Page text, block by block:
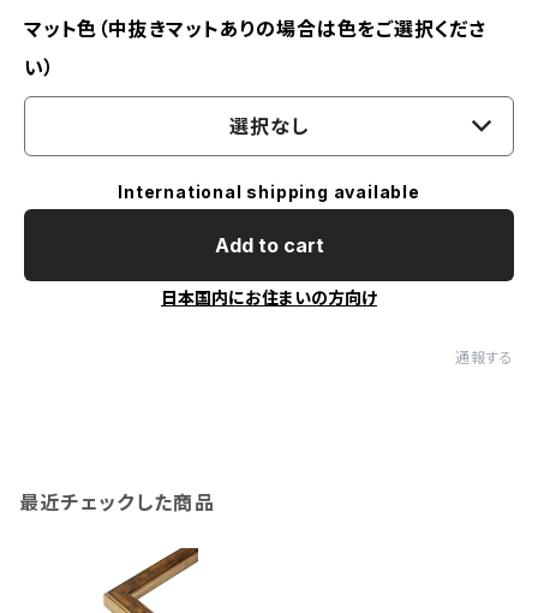
マット色（中抜きマットありの場合は色をご選択くださ
い）
選択なし
International shipping available
Add to cart
日本国内にお住まいの方向け
通報する
最近チェックした商品